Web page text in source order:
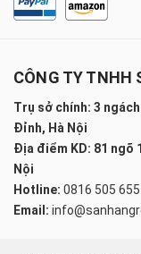
CÔNG TY TNHH
Trụ sở chính: 3
Đỉnh, Hà Nội
Địa điểm KD: 81 ngõ
Nội
Hotline: 0816 505 655
Email: